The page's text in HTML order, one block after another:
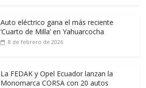
Auto eléctrico gana el más reciente
‘Cuarto de Milla’ en Yahuarcocha
8 de febrero de 2026
La FEDAK y Opel Ecuador lanzan la
Monomarca CORSA con 20 autos